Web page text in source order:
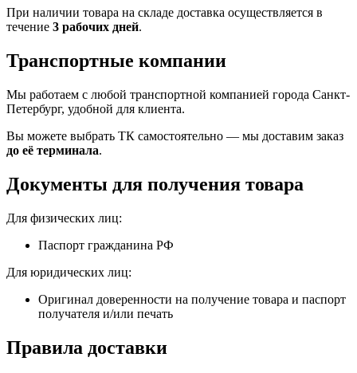
При наличии товара на складе доставка осуществляется в
течение 3 рабочих дней.
Транспортные компании
Мы работаем с любой транспортной компанией города Санкт-
Петербург, удобной для клиента.
Вы можете выбрать ТК самостоятельно — мы доставим заказ
до её терминала.
Документы для получения товара
Для физических лиц:
Паспорт гражданина РФ
Для юридических лиц:
Оригинал доверенности на получение товара и паспорт
получателя и/или печать
Правила доставки